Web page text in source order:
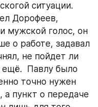
ситуации.
Дорофеев,
мужской голос, он
о работе, задавал
не пойдет ли
ещё.  Павлу было
точно нужен
а пункт о передаче